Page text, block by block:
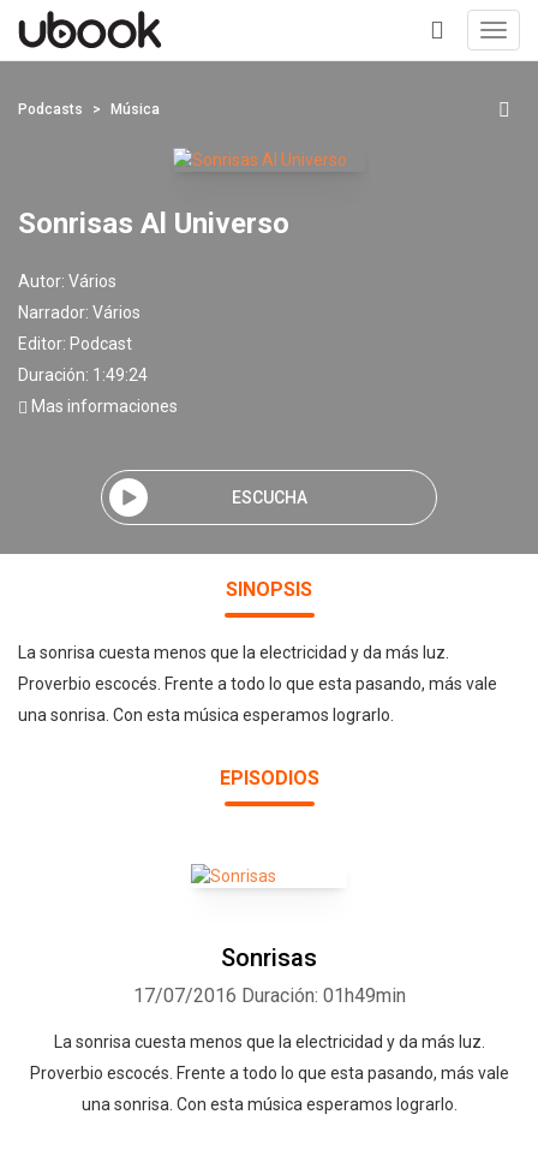
+
Podcasts Música
Sonrisas Al Universo
Autor: Vários
Narrador: Vários
Editor: Podcast
Duración: 1:49:24
Mas informaciones
ESCUCHA
SINOPSIS
La sonrisa cuesta menos que la electricidad y da más luz.
Proverbio escocés. Frente a todo lo que esta pasando, más vale
una sonrisa. Con esta música esperamos lograrlo.
EPISODIOS
Sonrisas
17/07/2016 Duración: 01h49min
La sonrisa cuesta menos que la electricidad y da más luz.
Proverbio escocés. Frente a todo lo que esta pasando, más vale
una sonrisa. Con esta música esperamos lograrlo.